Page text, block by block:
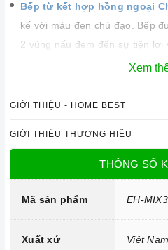
Bếp từ kết hợp hồng ngoại
kế với màu đen chủ đạo. Bếp
2 vùng nấu đem đến sự tiện lợi
chịu nhiệt tốt, dễ vệ sinh.
Công nghệ hiện đại
Sử dụng bản mạch mâm từ
Công nghệ INVERTER tiết
Trang bị 9 dải công suất nấu.
Xem
GIỚI THIỆU - HOME BEST
GIỚI THIỆU THƯƠNG HIỆU
THÔNG SỐ
Mã sản phẩm EH-
Xuất xứ Việt Nam